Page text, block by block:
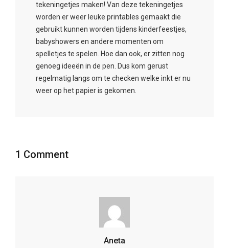
tekeningetjes maken! Van deze tekeningetjes
worden er weer leuke printables gemaakt die
gebruikt kunnen worden tijdens kinderfeestjes,
babyshowers en andere momenten om
spelletjes te spelen. Hoe dan ook, er zitten nog
genoeg ideeën in de pen. Dus kom gerust
regelmatig langs om te checken welke inkt er nu
weer op het papier is gekomen.
1 Comment
Aneta